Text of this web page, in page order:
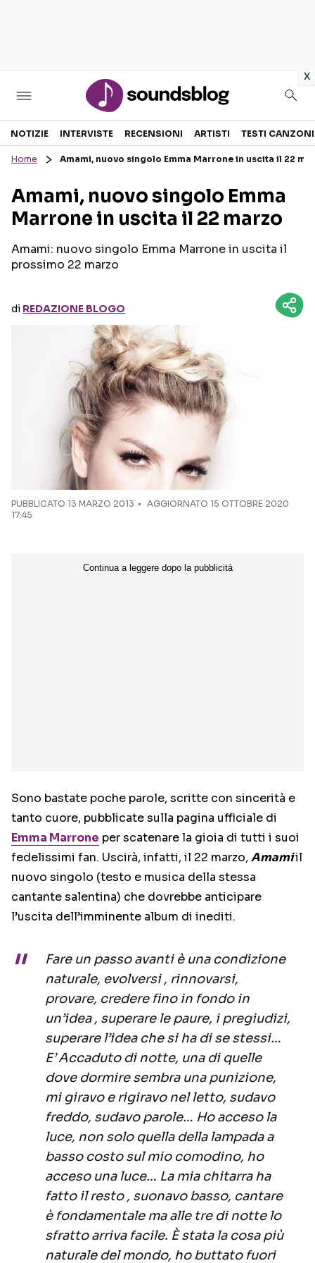
x
Sezioni
RECENSIONI MUSICALI
INTERVISTE
GOSSIP E CURIOSITÀ
TESTI CANZONI
TOUR ED EVENTI
TALENT SHOW
Seguici sui social
NOTIZIE INTERVISTE RECENSIONI ARTISTI TESTI CANZONI
Home Amami, nuovo singolo Emma Marrone in uscita il 22
Amami, nuovo singolo Emma
Marrone in uscita il 22 marzo
Amami: nuovo singolo Emma Marrone in uscita il
prossimo 22 marzo
di REDAZIONE BLOGO
PUBBLICATO 13 MARZO 2013
AGGIORNATO 15 OTTOBRE 2020
17:45
Sono bastate poche parole, scritte con sincerità e
tanto cuore, pubblicate sulla pagina ufficiale di
Emma Marrone per scatenare la gioia di tutti i suoi
fedelissimi fan. Uscirà, infatti, il 22 marzo, Amamiil
nuovo singolo (testo e musica della stessa
cantante salentina) che dovrebbe anticipare
l’uscita dell’imminente album di inediti.
Fare un passo avanti è una condizione
naturale, evolversi , rinnovarsi,
provare, credere fino in fondo in
un’idea , superare le paure, i pregiudizi,
superare l’idea che si ha di se stessi…
E’ Accaduto di notte, una di quelle
dove dormire sembra una punizione,
mi giravo e rigiravo nel letto, sudavo
freddo, sudavo parole… Ho acceso la
luce, non solo quella della lampada a
basso costo sul mio comodino, ho
acceso una luce… La mia chitarra ha
fatto il resto , suonavo basso, cantare
è fondamentale ma alle tre di notte lo
sfratto arriva facile. È stata la cosa più
naturale del mondo, ho buttato fuori